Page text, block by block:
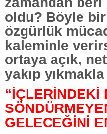
oldu? Böyle
özgürlük
kaleminle
ortaya açık,
yakıp
“İÇLERİNDEKİ
GELECEĞİNİ